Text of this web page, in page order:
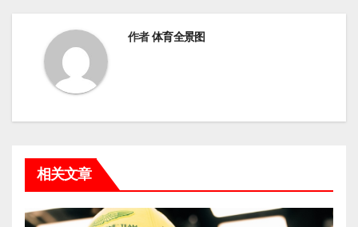
作者体育全景图
相关文章